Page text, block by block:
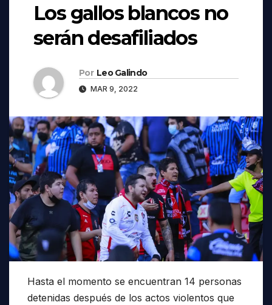
Los gallos blancos no
serán desafiliados
Por Leo Galindo
MAR 9, 2022
Hasta el momento se encuentran 14 personas
detenidas después de los actos violentos que